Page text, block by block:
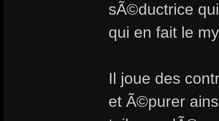
sÃ©ductrice
qui en fait le
Il joue des
et Ã©purer